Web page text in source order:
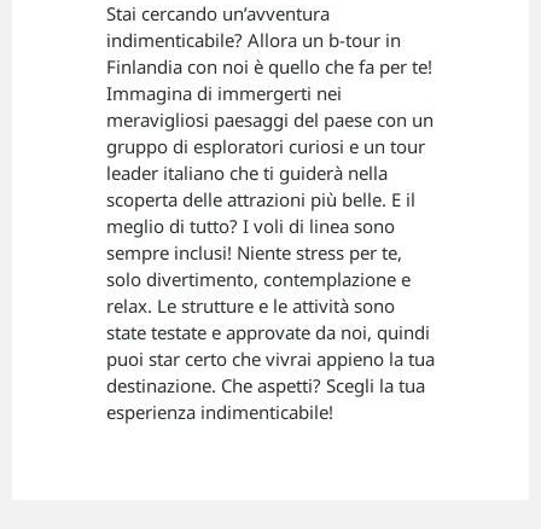
Stai cercando un’avventura
indimenticabile? Allora un b-tour in
Finlandia con noi è quello che fa per te!
Immagina di immergerti nei
meravigliosi paesaggi del paese con un
gruppo di esploratori curiosi e un tour
leader italiano che ti guiderà nella
scoperta delle attrazioni più belle. E il
meglio di tutto? I voli di linea sono
sempre inclusi! Niente stress per te,
solo divertimento, contemplazione e
relax. Le strutture e le attività sono
state testate e approvate da noi, quindi
puoi star certo che vivrai appieno la tua
destinazione. Che aspetti? Scegli la tua
esperienza indimenticabile!